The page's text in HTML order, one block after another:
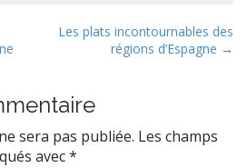
Les plats incontournables des
régions d’Espagne →
sera pas publiée. Les champs
avec*